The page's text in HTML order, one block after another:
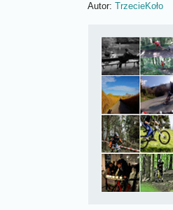
Autor: TrzecieKoło